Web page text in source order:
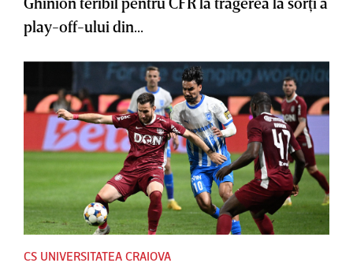
play-off-ului din...
CS UNIVERSITATEA CRAIOVA